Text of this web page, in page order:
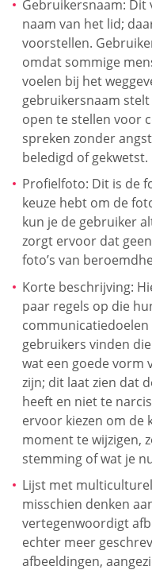
Gebruikersnaam:
naam van het lid;
voorstellen.
omdat sommige
voelen bij het
gebruikersnaam
open te stellen voor
spreken zonder
beledigd of gekwetst.
Profielfoto: Dit is de
keuze hebt om de
kun je de gebruiker
zorgt ervoor dat
foto’s van
Korte beschrijving:
paar regels op die
communicatiedoelen
gebruikers vinden
wat een goede vorm
zijn; dit laat zien dat
heeft en niet te
ervoor kiezen om de
moment te wijzigen,
stemming of wat je
Lijst met
misschien denken
vertegenwoordigt
echter meer
afbeeldingen,